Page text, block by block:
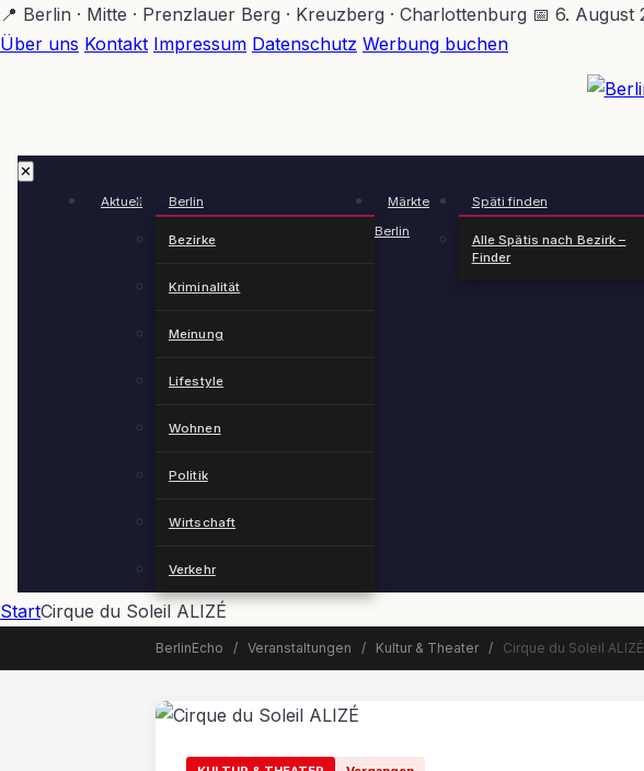
Zum
Hauptinhalt
📍 Berlin · Mitte · Prenzlauer Berg · Kreuzberg · Charlottenburg 📅 6. August
Über uns Kontakt Impressum Datenschutz Werbung buchen
✕
Aktuell Berlin
Bezirke
Kriminalität
Meinung
Lifestyle
Wohnen
Politik
Wirtschaft
Verkehr
Märkte
Berlin
Späti finden
Alle Spätis nach Bezirk –
Finder
StartCirque du Soleil ALIZÉ
BerlinEcho / Veranstaltungen / Kultur & Theater / Cirque du Soleil ALIZÉ